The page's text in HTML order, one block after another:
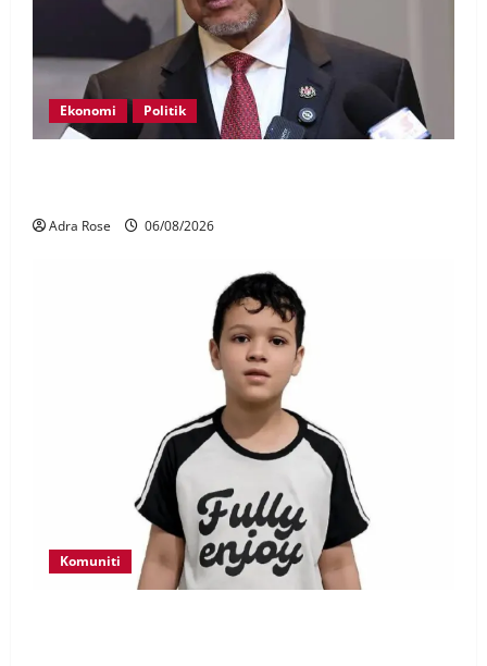
Ekonomi Politik
Adra Rose 06/08/2026
Komuniti